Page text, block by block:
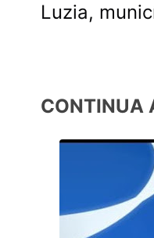
Luzia,
CONTINUA